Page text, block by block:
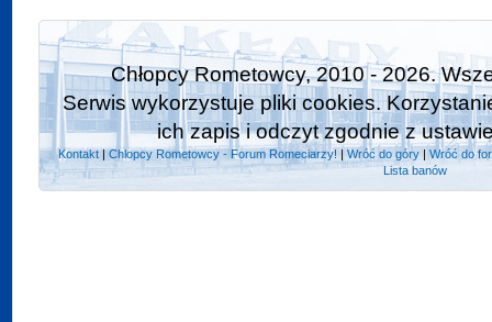
Chłopcy Rometowcy, 2010 - 2026.
Serwis wykorzystuje pliki cookies.
ich zapis i odczyt zgodnie z
Kontakt| Chlopcy Rometowcy - Forum Romeciarzy! |Wróć do góry| Wróć do
Lista banów